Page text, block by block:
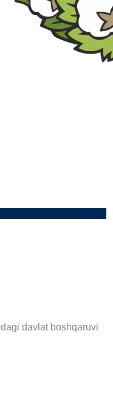
davlat boshqaruvi